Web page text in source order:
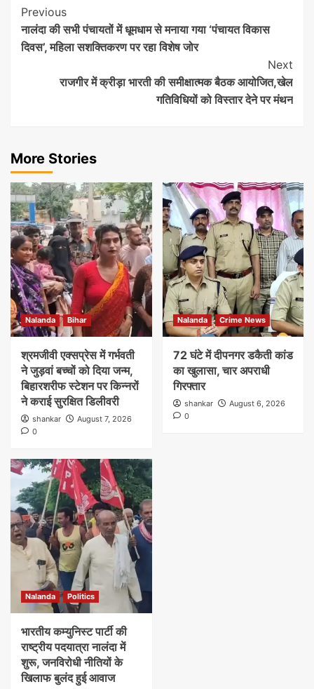
Post
Navigation
Previous
नालंदा की सभी पंचायतों में धूमधाम से मनाया गया ‘पंचायत विकास
दिवस’, महिला सशक्तिकरण पर रहा विशेष जोर
Next
राजगीर में क्रीड़ा भारती की समीक्षात्मक बैठक आयोजित,खेल
गतिविधियों को विस्तार देने पर मंथन
More Stories
Nalanda Bihar
श्रमजीवी एक्सप्रेस में गर्भवती
ने जुड़वां बच्चों को दिया जन्म,
बिहारशरीफ स्टेशन पर किन्नरों
ने कराई सुरक्षित डिलीवरी
shankar
August 7, 2026
0
Nalanda Crime News
72 घंटे में दीपनगर डकैती कांड
का खुलासा, चार अपराधी
गिरफ्तार
shankar
August 6, 2026
0
Nalanda Politics
भारतीय कम्युनिस्ट पार्टी की
राष्ट्रीय पदयात्रा नालंदा में
शुरू, जनविरोधी नीतियों के
खिलाफ बुलंद हुई आवाज